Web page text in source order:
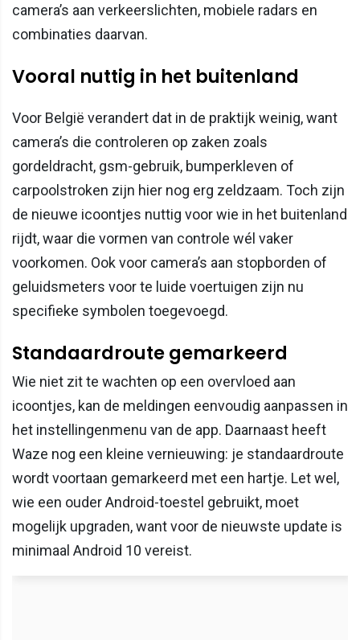
camera’s aan verkeerslichten, mobiele radars en
combinaties daarvan.
Vooral nuttig in het buitenland
Voor België verandert dat in de praktijk weinig, want
camera’s die controleren op zaken zoals
gordeldracht, gsm-gebruik, bumperkleven of
carpoolstroken zijn hier nog erg zeldzaam. Toch zijn
de nieuwe icoontjes nuttig voor wie in het buitenland
rijdt, waar die vormen van controle wél vaker
voorkomen. Ook voor camera’s aan stopborden of
geluidsmeters voor te luide voertuigen zijn nu
specifieke symbolen toegevoegd.
Standaardroute gemarkeerd
Wie niet zit te wachten op een overvloed aan
icoontjes, kan de meldingen eenvoudig aanpassen in
het instellingenmenu van de app. Daarnaast heeft
Waze nog een kleine vernieuwing: je standaardroute
wordt voortaan gemarkeerd met een hartje. Let wel,
wie een ouder Android-toestel gebruikt, moet
mogelijk upgraden, want voor de nieuwste update is
minimaal Android 10 vereist.